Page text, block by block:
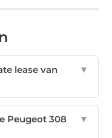
lease van
▼
Peugeot 308
▼